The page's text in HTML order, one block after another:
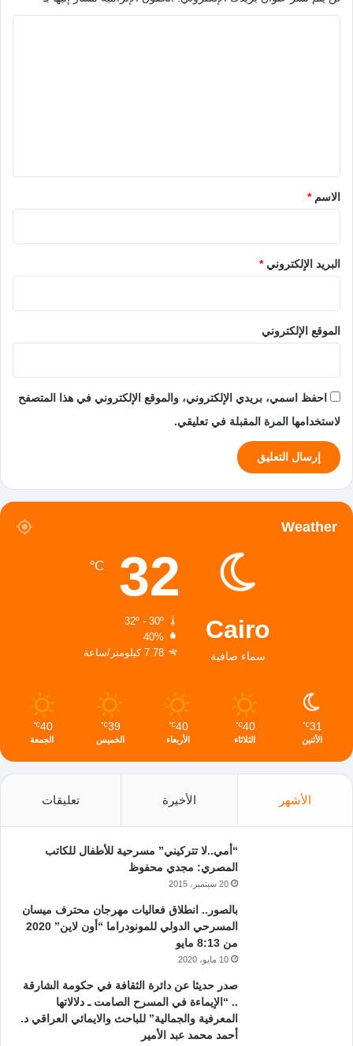
*الاسم*
البريد الإلكتروني*
الموقع الإلكتروني
احفظ اسمي، بريدي الإلكتروني، والموقع الإلكتروني في هذا المتصفح
لاستخدامها المرة المقبلة في تعليقي.
Weather
Cairo
سماء صافية
32
℃
32º - 30º
40%
7.78 كيلومتر/ساعة
31
℃
الأثنين
40
℃
الثلاثاء
40
℃
الأربعاء
39
℃
الخميس
40
℃
الجمعة
الأشهر الأخيرة تعليقات
“أمي..لا تتركيني” مسرحية للأطفال للكاتب
المصري: مجدي محفوظ
20 سبتمبر، 2015
بالصور.. انطلاق فعاليات مهرجان محترف ميسان
المسرحي الدولي للمونودراما “أون لاين” 2020
من 8:13 مايو
10 مايو، 2020
صدر حديثا عن دائرة الثقافة في حكومة الشارقة
.. “الإيماءة في المسرح الصامت ـ دلالاتها
المعرفية والجمالية” للباحث والايمائي العراقي د.
أحمد محمد عبد الأمير